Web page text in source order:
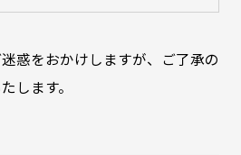
惑をおかけしますが、ご了承の
します。